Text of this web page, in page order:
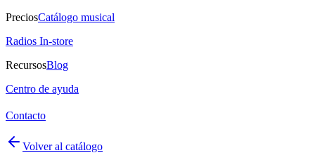
PreciosCatálogo musical
Radios In-store
RecursosBlog
Centro de ayuda
Contacto
Volver al catálogo